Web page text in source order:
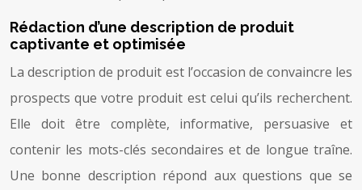
Rédaction d’une description de produit
captivante et optimisée
La description de produit est l’occasion de convaincre les
prospects que votre produit est celui qu’ils recherchent.
Elle doit être complète, informative, persuasive et
contenir les mots-clés secondaires et de longue traîne.
Une bonne description répond aux questions que se